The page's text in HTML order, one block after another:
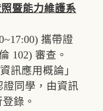
暨能力維護系
攜帶證
102) 審查。
訊應用概論」
同學，由資訊
錄。